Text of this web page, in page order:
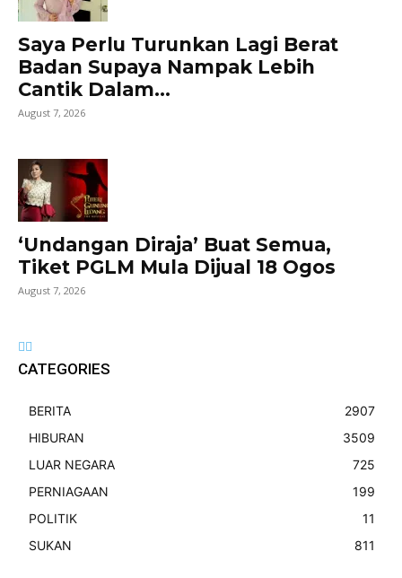
Saya Perlu Turunkan Lagi Berat
Badan Supaya Nampak Lebih
Cantik Dalam...
August 7, 2026
‘Undangan Diraja’ Buat Semua,
Tiket PGLM Mula Dijual 18 Ogos
August 7, 2026
CATEGORIES
BERITA
2907
HIBURAN
3509
LUAR NEGARA
725
PERNIAGAAN
199
POLITIK
11
SUKAN
811